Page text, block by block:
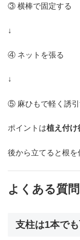
③ 横棒で固定する
↓
④ ネットを張る
↓
⑤ 麻ひもで軽く誘引
ポイントは植え付け
後から立てると根を
よくある質問
支柱は1本で